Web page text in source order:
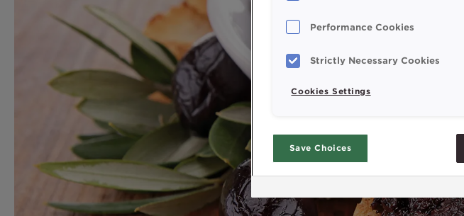
Performance Cookies
Strictly Necessary Cookies
Cookies Settings
Save Choices